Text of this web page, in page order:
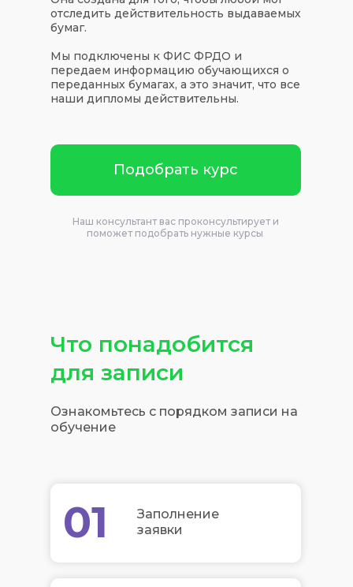
отследить действительность выдаваемых
бумаг.
Мы подключены к ФИС ФРДО и
передаем информацию обучающихся о
переданных бумагах, а это значит, что все
наши дипломы действительны.
Наш консультант вас проконсультирует и
поможет подобрать нужные курсы
Подобрать курс
Что понадобится
для записи
Ознакомьтесь с порядком записи на
обучение
01
Заполнение
заявки